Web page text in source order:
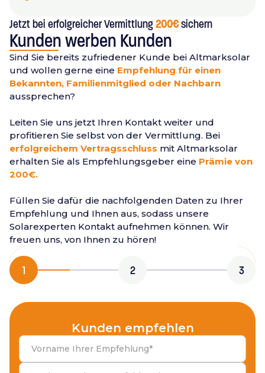
Jetzt bei erfolgreicher Vermittlung200€sichern
Kunden werben Kunden
Sind Sie bereits zufriedener Kunde bei Altmarksolar
und wollen gerne eine Empfehlung für einen
Bekannten, Familienmitglied oder Nachbarn
aussprechen?
Leiten Sie uns jetzt Ihren Kontakt weiter und
profitieren Sie selbst von der Vermittlung. Bei
erfolgreichem Vertragsschluss mit Altmarksolar
erhalten Sie als Empfehlungsgeber eine Prämie von
200€.
Füllen Sie dafür die nachfolgenden Daten zu Ihrer
Empfehlung und Ihnen aus, sodass unsere
Solarexperten Kontakt aufnehmen können. Wir
freuen uns, von Ihnen zu hören!
1 2 3
Kunden empfehlen